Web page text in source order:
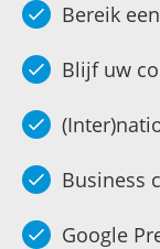
Bereik
Blijf uw
Business
Google